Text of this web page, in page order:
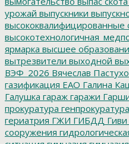
урожай выпускники
высококвалифицированные
ярмарка высшее
вытрезвители выходной
ВЭФ_2026 Вячеслав
газификация ЕАО Галина
Галушка гараж гаражи
прокуратура генпрокуратура
гериатрия ГЖИ ГИБДД Гиви
сооружения